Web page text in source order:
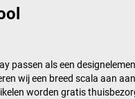
passen als een
wij een breed scala aan
worden gratis